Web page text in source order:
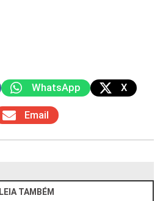
WhatsApp X
Email
LEIA TAMBÉM